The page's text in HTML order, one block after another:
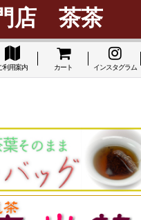
店 茶茶
利用案内 カート インスタグラム